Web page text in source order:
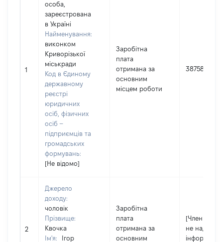
1
особа,
зареєстрована
в Україні
Найменування:
виконком
Криворізької
міськради
Код в Єдиному
державному
реєстрі
юридичних
осіб, фізичних
осіб –
підприємців та
громадських
формувань:
[Не відомо]
Заробітна
плата
отримана за
основним
місцем роботи
387582
2
Джерело
доходу:
чоловік
Прізвище:
Квочка
Ім'я:
Ігор
Заробітна
плата
отримана за
основним
[Член сім'ї
не надав